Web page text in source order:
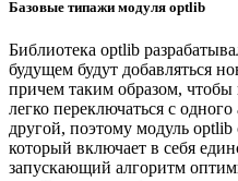
Базовые типажи модуля optlib
Библиотека optlib
будущем будут добавляться
причем таким образом,
легко переключаться с
другой, поэтому модуль
который включает в себя
запускающий алгоритм